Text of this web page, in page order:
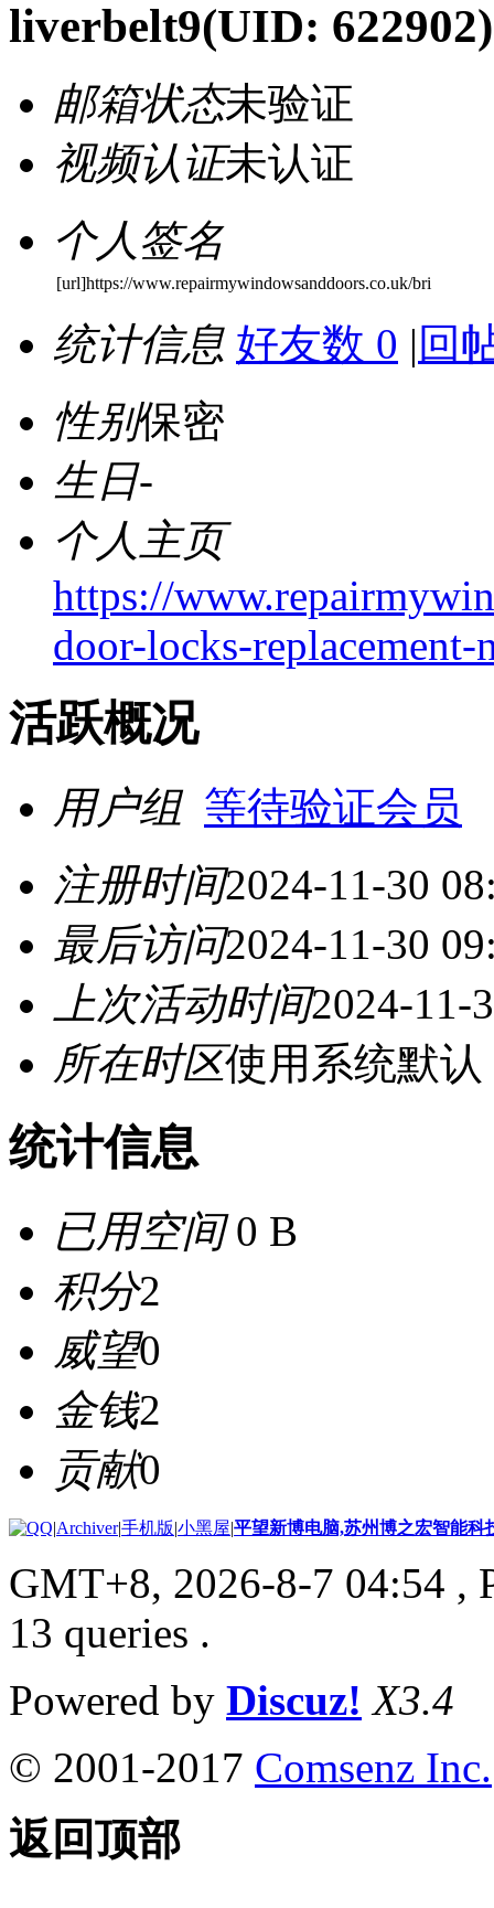
liverbelt9(UID: 622902)
邮箱状态未验证
视频认证未认证
个人签名
[url]https://www.repairmywindowsanddoors.co.uk/bri
统计信息 好友数 0 | 回
性别保密
生日-
个人主页
https://
door-locks-replacement-
活跃概况
用户组 等待验证会员
注册时间2024-11-30
最后访问2024-11-30
上次活动时间2024-11-
所在时区使用系统默认
统计信息
已用空间0 B
积分2
威望0
金钱2
贡献0
|Archiver|手机版|小黑屋|平望新博电脑,苏州博之宏智能科
GMT+8, 2026-8-7 04:54 ,
13 queries .
Powered by Discuz! X3.4
© 2001-2017 Comsenz Inc.
返回顶部